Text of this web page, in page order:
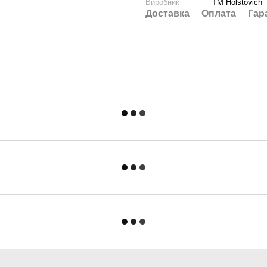
Виробник
ТМ Holstovich
Доставка Оплата